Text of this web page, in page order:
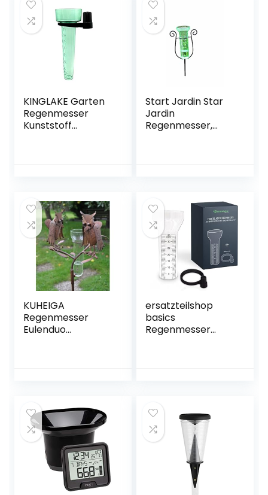
KINGLAKE Garten
Regenmesser
Kunststoff
Start Jardin Star
Jardin
Regenmesser,
KUHEIGA
Regenmesser
Eulenduo
ersatzteilshop
basics
Regenmesser
Maus –
Regenmesser für
Garten frostsicher